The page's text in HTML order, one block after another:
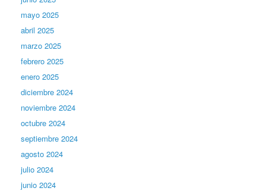
mayo 2025
abril 2025
marzo 2025
febrero 2025
enero 2025
diciembre 2024
noviembre 2024
octubre 2024
septiembre 2024
agosto 2024
julio 2024
junio 2024